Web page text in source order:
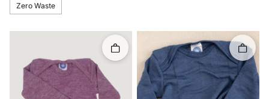
Zero Waste
Rapid în coș Rapid